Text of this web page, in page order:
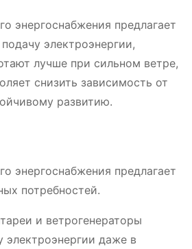
энергоснабжения предлагает
электроэнергии,
лучше при сильном ветре,
снизить зависимость от
развитию.
энергоснабжения предлагает
потребностей.
и ветрогенераторы
электроэнергии даже в